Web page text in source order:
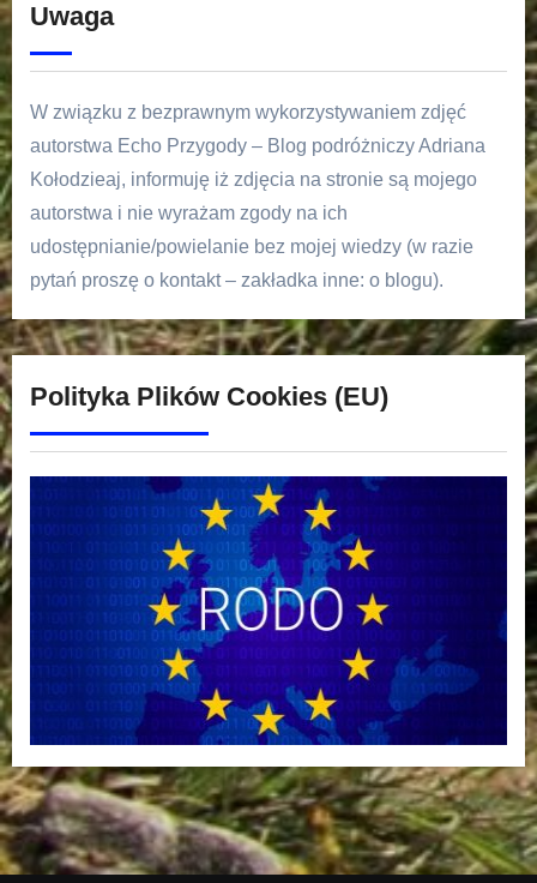
Uwaga
W związku z bezprawnym wykorzystywaniem zdjęć
autorstwa Echo Przygody – Blog podróżniczy Adriana
Kołodzieaj, informuję iż zdjęcia na stronie są mojego
autorstwa i nie wyrażam zgody na ich
udostępnianie/powielanie bez mojej wiedzy (w razie
pytań proszę o kontakt – zakładka inne: o blogu).
Polityka Plików Cookies (EU)